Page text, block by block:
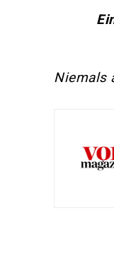
Niemals